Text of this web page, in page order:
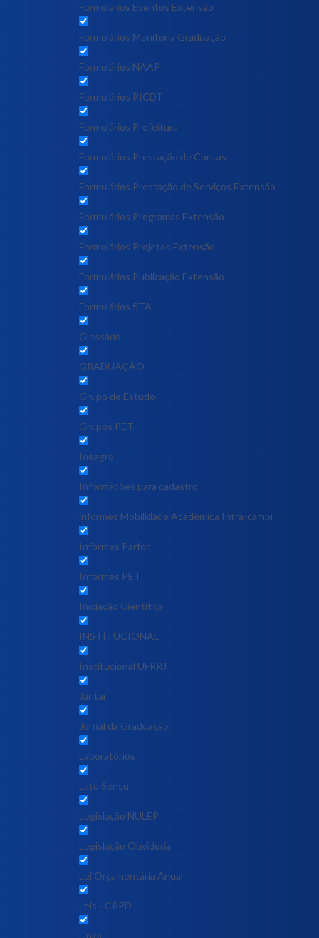
Formulários Eventos Extensão
Formulários Monitoria Graduação
Formulários NAAP
Formulários PICDT
Formulários Prefeitura
Formulários Prestação de Contas
Formulários Prestação de Serviços Extensão
Formulários Programas Extensão
Formulários Projetos Extensão
Formulários Publicação Extensão
Formulários STA
Glossário
GRADUAÇÃO
Grupo de Estudo
Grupos PET
Ineagro
Informações para cadastro
informes Mobilidade Acadêmica Intra-campi
Informes Parfor
Informes PET
Iniciação Científica
INSTITUCIONAL
Institucional UFRRJ
Jantar
Jornal da Graduação
Laboratórios
Lato Sensu
Legislação NULEP
Legislação Ouvidoria
Lei Orçamentária Anual
Leis - CPPD